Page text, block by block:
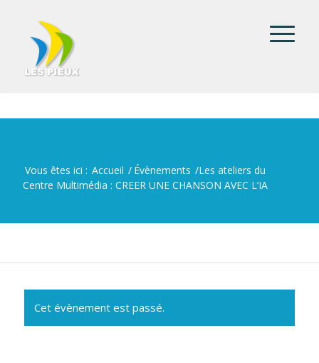
Vous êtes ici : Accueil / Évènements /Les ateliers du
Centre Multimédia : CREER UNE CHANSON AVEC L’IA
Cet évènement est passé.